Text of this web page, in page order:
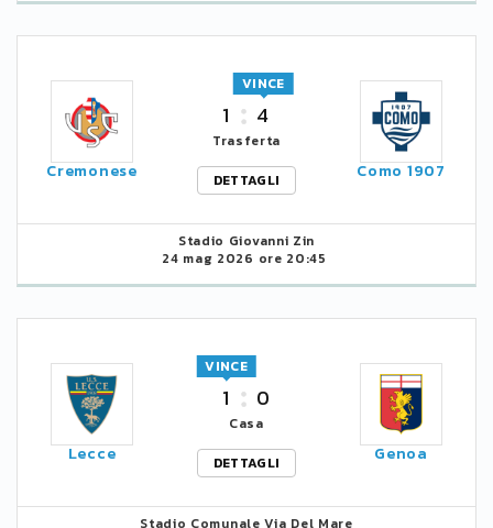
Cremonese
1 4
VINCE
Trasferta
DETTAGLI
Como 1907
Stadio Giovanni Zin
24 mag 2026 ore 20:45
Lecce
1
VINCE
0
Casa
DETTAGLI
Genoa
Stadio Comunale Via Del Mare